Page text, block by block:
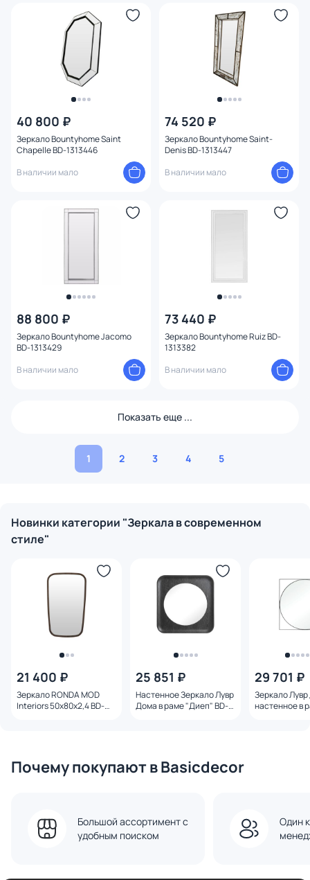
40 800 ₽
Зеркало Bountyhome Saint
Chapelle BD-1313446
В наличии мало
74 520 ₽
Зеркало Bountyhome Saint-
Denis BD-1313447
В наличии мало
88 800 ₽
Зеркало Bountyhome Jacomo
BD-1313429
В наличии мало
73 440 ₽
Зеркало Bountyhome Ruiz BD-
1313382
В наличии мало
Показать еще ...
1 2 3 4 5
Новинки категории "Зеркала в современном
стиле"
21 400 ₽
Зеркало RONDA MOD
Interiors 50х80х2,4 BD-
25 851 ₽
Настенное Зеркало Лувр
Дома в раме "Диеп" BD-
29 701 ₽
Зеркало
настенное в
Почему покупают в Basicdecor
Большой ассортимент с
удобным поиском
Один